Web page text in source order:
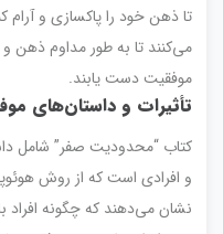
تا ذهن خود را پاکسازی و
می‌کنند تا به طور مداوم ذهن
موفقیت دست یابند.
تأثیرات و داستان‌های
کتاب “محدودیت صفر” شامل
و افرادی است که از روش
نشان می‌دهند که چگونه افراد